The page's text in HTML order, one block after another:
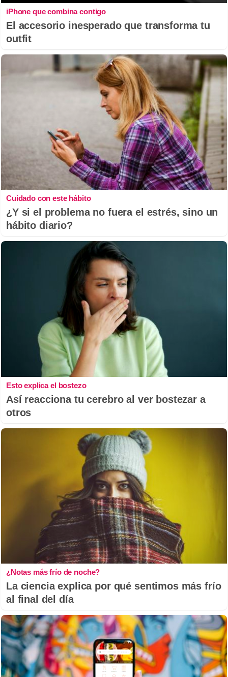
iPhone que combina contigo
El accesorio inesperado que transforma tu
outfit
Cuidado con este hábito
¿Y si el problema no fuera el estrés, sino un
hábito diario?
Esto explica el bostezo
Así reacciona tu cerebro al ver bostezar a
otros
¿Notas más frío de noche?
La ciencia explica por qué sentimos más frío
al final del día